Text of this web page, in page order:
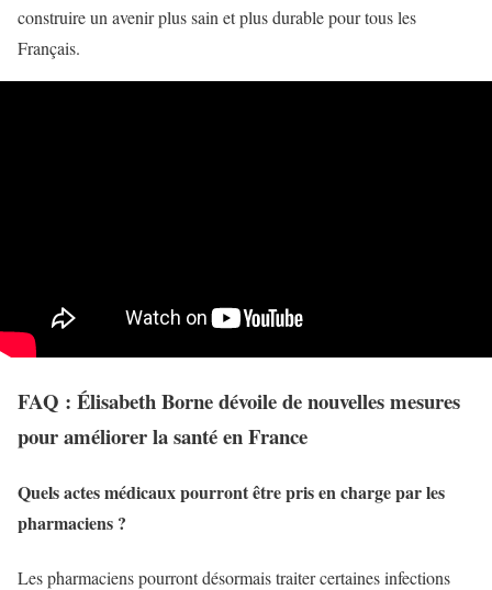
construire un avenir plus sain et plus durable pour tous les
Français.
FAQ : Élisabeth Borne dévoile de nouvelles mesures
pour améliorer la santé en France
Quels actes médicaux pourront être pris en charge par les
pharmaciens ?
Les pharmaciens pourront désormais traiter certaines infections